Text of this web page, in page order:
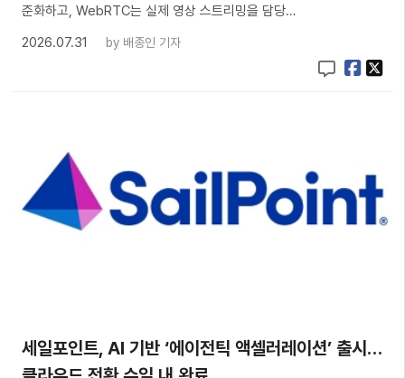
준화하고, WebRTC는 실제 영상 스트리밍을 담당…
2026.07.31
by 배종인 기자
세일포인트, AI 기반 ‘에이전틱 액셀러레이션’ 출시…